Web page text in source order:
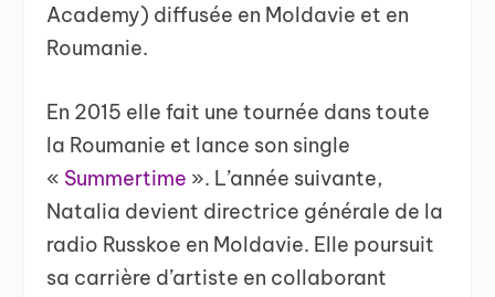
Academy) diffusée en Moldavie et en
Roumanie.
En 2015 elle fait une tournée dans toute
la Roumanie et lance son single
« Summertime ». L’année suivante,
Natalia devient directrice générale de la
radio Russkoe en Moldavie. Elle poursuit
sa carrière d’artiste en collaborant